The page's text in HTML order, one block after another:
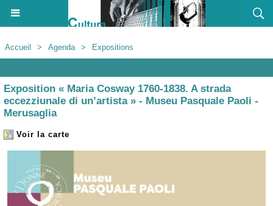
Accueil > Agenda > Expositions
Exposition « Maria Cosway 1760-1838. A strada
eccezziunale di un’artista » - Museu Pasquale Paoli -
Merusaglia
Voir la carte